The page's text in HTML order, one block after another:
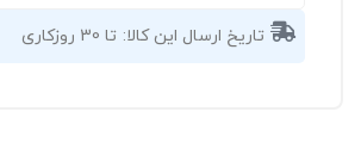
تاریخ ارسال این کالا: تا 30 روزکاری